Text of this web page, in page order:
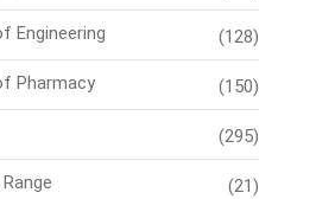
Engineering (128)
Pharmacy (150)
(295)
(21)